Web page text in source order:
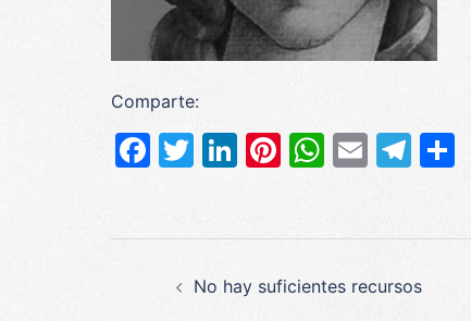
Comparte:
Facebook
Twitter
LinkedIn
Pinterest
Email
Navegación
No hay suficientes recursos